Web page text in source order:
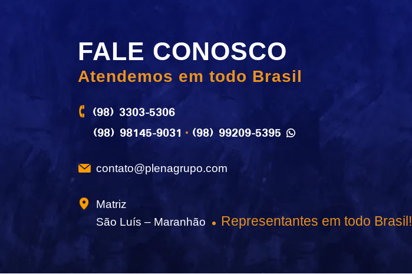
FALE CONOSCO
Atendemos em todo Brasil
(98) 3303-5306
(98) 98145-9031 (98) 99209-5395
contato@plenagrupo.com
Matriz
São Luís – Maranhão
Representantes em todo Brasil!